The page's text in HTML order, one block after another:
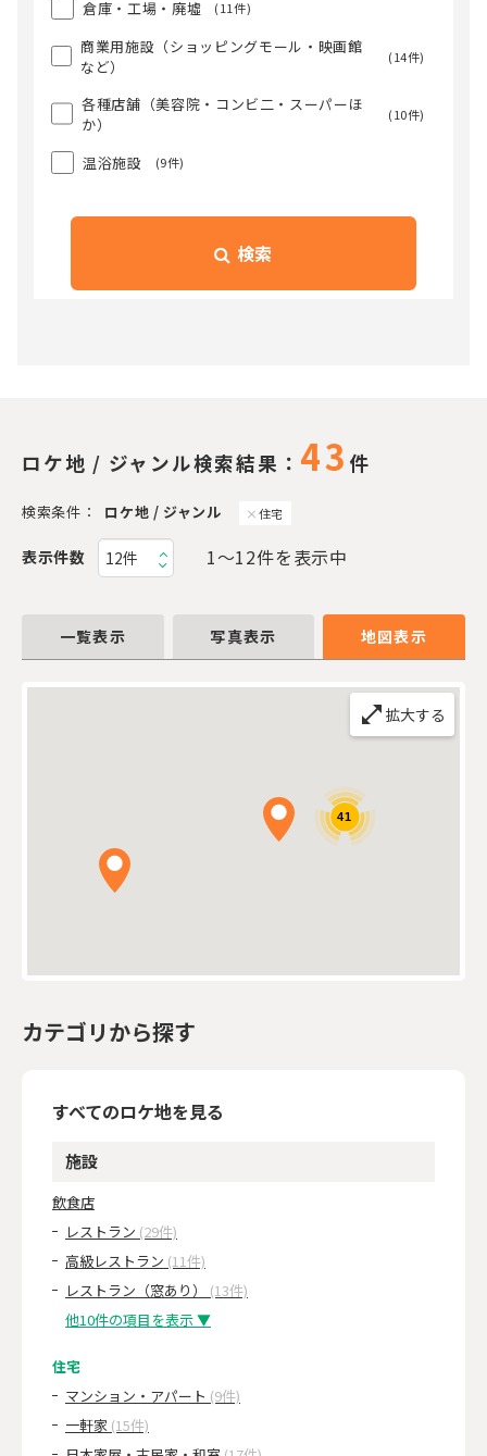
倉庫・工場・廃墟 (11件)
商業用施設（ショッピングモール・映画館
など）
(14件)
各種店舗（美容院・コンビ二・スーパーほ
か）
(10件)
温浴施設 (9件)
検索
ロケ地 / ジャンル検索結果： 43 件
検索条件： ロケ地 / ジャンル 住宅
表示件数 1〜12件を表示中
一覧表示 写真表示 地図表示
open_in_full 拡大する
41
カテゴリから探す
すべてのロケ地を見る
施設
飲食店
レストラン (29件)
高級レストラン (11件)
レストラン（窓あり） (13件)
他10件の項目を表示 ▼
住宅
マンション・アパート (9件)
一軒家 (15件)